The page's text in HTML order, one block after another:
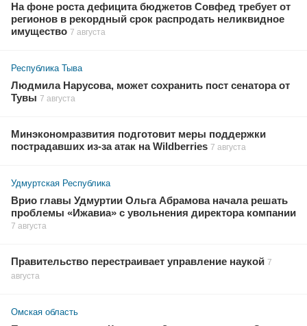
На фоне роста дефицита бюджетов Совфед требует от
регионов в рекордный срок распродать неликвидное
имущество 7 августа
Республика Тыва
Людмила Нарусова, может сохранить пост сенатора от
Тувы 7 августа
Минэкономразвития подготовит меры поддержки
пострадавших из-за атак на Wildberries 7 августа
Удмуртская Республика
Врио главы Удмуртии Ольга Абрамова начала решать
проблемы «Ижавиа» с увольнения директора компании
7 августа
Правительство перестраивает управление наукой 7
августа
Омская область